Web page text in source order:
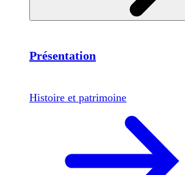
Présentation
Histoire et patrimoine